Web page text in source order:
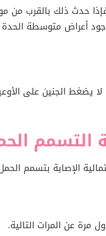
حدث ذلك بالقرب من
أعراض متوسطة
يضغط الجنين على
التسمم
الإصابة بتسمم
مرة عن المرات التالية.